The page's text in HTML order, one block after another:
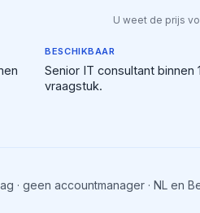
U weet de prijs
BESCHIKBAAR
Senior IT consultant binnen
vraagstuk.
· geen accountmanager · NL en